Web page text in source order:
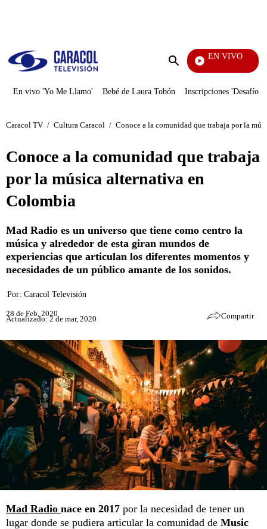
Enviar
EN VIVO
Ciudad Lejana
En vivo 'Yo Me Llamo' Bebé de Laura Tobón Inscripciones 'Desafío'
Caracol TV / Cultura Caracol / Conoce a la comunidad que trabaja por la
Conoce a la comunidad que trabaja
por la música alternativa en
Colombia
Mad Radio es un universo que tiene como centro la
música y alrededor de esta giran mundos de
experiencias que articulan los diferentes momentos y
necesidades de un público amante de los sonidos.
Por: Caracol Televisión
28 de Feb, 2020
Actualizado: 2 de mar, 2020 Compartir
Mad Radio nace en 2017 por la necesidad de tener un
lugar donde se pudiera articular la comunidad de Music